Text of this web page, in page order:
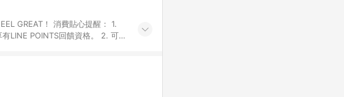
GREAT！ 消費貼心提醒： 1.
LINE POINTS回饋資格。 2. 可同
由屈臣氏進行訂單資格確認。 6.